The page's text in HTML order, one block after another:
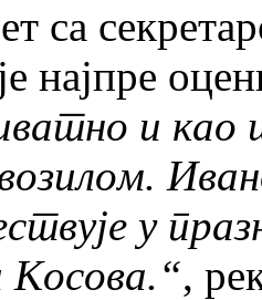
са
најпре
и
у
,